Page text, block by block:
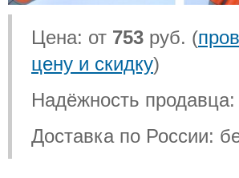
Цена: от 753 руб. (
цену и скидку)
Надёжность продавца:
Доставка по России: